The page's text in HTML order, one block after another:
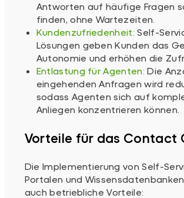
Antworten auf häufige Fragen
finden, ohne Wartezeiten.
Kundenzufriedenheit: Self-
Lösungen geben Kunden das
Autonomie und erhöhen die
Entlastung für Agenten: Die
eingehenden Anfragen wird
sodass Agenten sich auf
Anliegen konzentrieren können.
Vorteile für das Contact
Die Implementierung von Self-
Portalen und
auch betriebliche Vorteile: